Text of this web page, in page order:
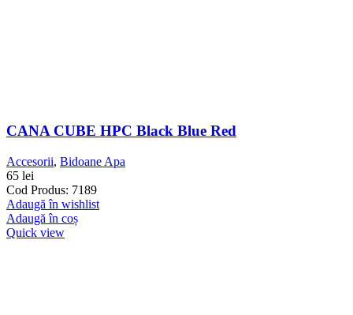
CANA CUBE HPC Black Blue Red
Accesorii, Bidoane Apa
65 lei
Cod Produs: 7189
Adaugă în wishlist
Adaugă în coș
Quick view